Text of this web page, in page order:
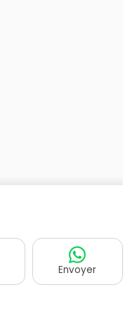
Envoyer